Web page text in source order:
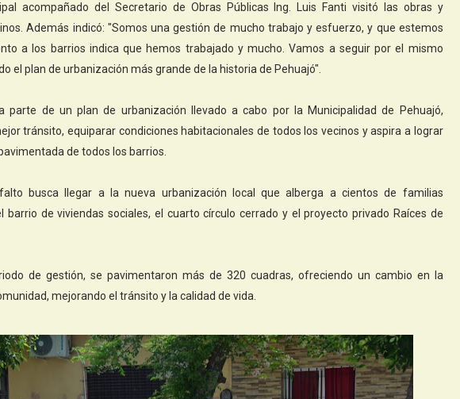
acompañado del Secretario de Obras Públicas Ing. Luis Fanti visitó las obras y
Además indicó: "Somos una gestión de mucho trabajo y esfuerzo, y que estemos
a los barrios indica que hemos trabajado y mucho. Vamos a seguir por el mismo
el plan de urbanización más grande de la historia de Pehuajó".
parte de un plan de urbanización llevado a cabo por la Municipalidad de Pehuajó,
tránsito, equiparar condiciones habitacionales de todos los vecinos y aspira a lograr
de todos los barrios.
busca llegar a la nueva urbanización local que alberga a cientos de familias
barrio de viviendas sociales, el cuarto círculo cerrado y el proyecto privado Raíces de
de gestión, se pavimentaron más de 320 cuadras, ofreciendo un cambio en la
mejorando el tránsito y la calidad de vida.